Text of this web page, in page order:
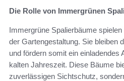
Die Rolle von Immergrünen
Immergrüne Spalierbäume
der Gartengestaltung. Sie bleiben
und fördern somit ein einladendes
kalten Jahreszeit. Diese Bäume
zuverlässigen Sichtschutz,